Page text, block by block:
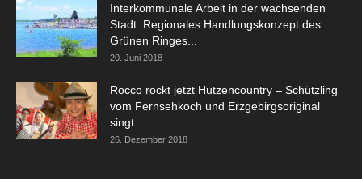
Interkommunale Arbeit in der wachsenden
Stadt: Regionales Handlungskonzept des
Grünen Ringes...
20. Juni 2018
Rocco rockt jetzt Hutzencountry – Schützling
vom Fernsehkoch und Erzgebirgsoriginal
singt...
26. Dezember 2018